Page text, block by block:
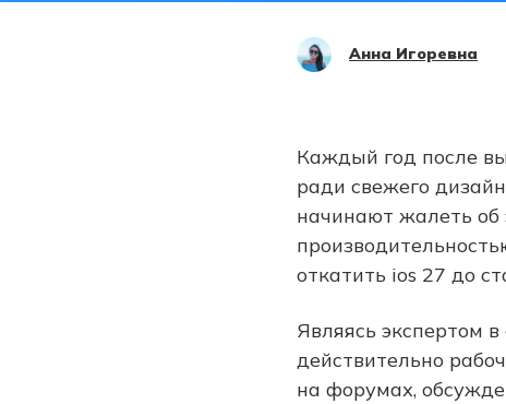
Анна Игоревна
Каждый год после
ради свежего
начинают жалеть об
откатить ios 27 до
Являясь экспертом
действительно
на форумах,